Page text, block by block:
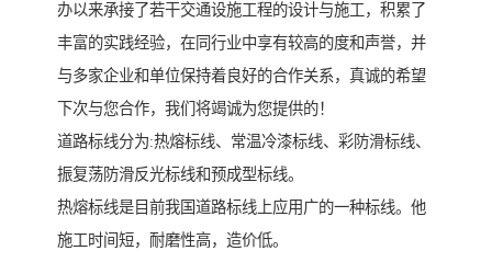
办以来承接了若干交通设施工程的设计与施工，积累了
丰富的实践经验，在同行业中享有较高的度和声誉，并
与多家企业和单位保持着良好的合作关系，真诚的希望
下次与您合作，我们将竭诚为您提供的！
道路标线分为:热熔标线、常温冷漆标线、彩防滑标线、
振复荡防滑反光标线和预成型标线。
热熔标线是目前我国道路标线上应用广的一种标线。他
施工时间短，耐磨性高，造价低。